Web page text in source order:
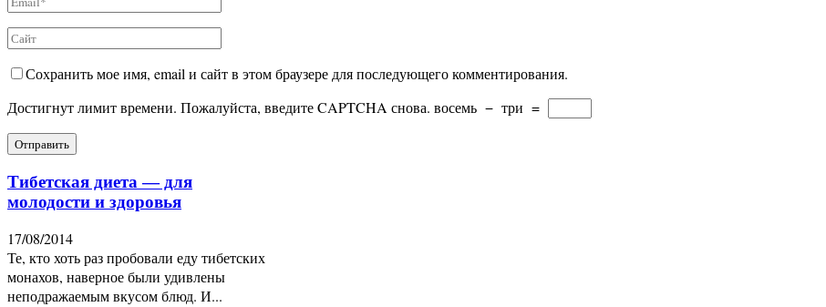
Сохранить мое имя, email и сайт в этом браузере для последующего комментирования.
Достигнут лимит времени. Пожалуйста, введите CAPTCHA снова. восемь − три =
Тибетская диета — для
молодости и здоровья
17/08/2014
Те, кто хоть раз пробовали еду тибетских
монахов, наверное были удивлены
неподражаемым вкусом блюд. И...